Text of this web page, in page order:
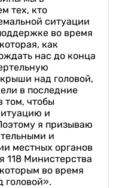
тех, кто
ситуации
во время
как
нас до конца
над головой,
в последние
том, чтобы
и
я призываю
и
местных органов
118 Министерства
во время
головой».